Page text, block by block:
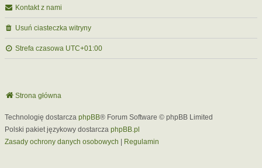
Kontakt z nami
Usuń ciasteczka witryny
Strefa czasowa UTC+01:00
Strona główna
Technologię dostarcza phpBB® Forum Software © phpBB Limited
Polski pakiet językowy dostarcza phpBB.pl
Zasady ochrony danych osobowych
Regulamin